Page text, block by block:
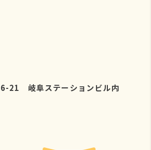
21 岐阜ステーションビル内